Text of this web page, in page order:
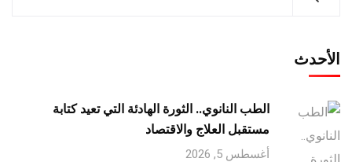
الأحدث
الطب النانوي.. الثورة الهادئة التي تعيد كتابة
مستقبل العلاج والاقتصاد
أغسطس 5, 2026